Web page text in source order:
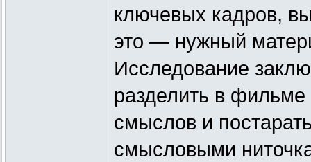
ключевых кадров,
это — нужный
Исследование
разделить в
смыслов и
смысловыми